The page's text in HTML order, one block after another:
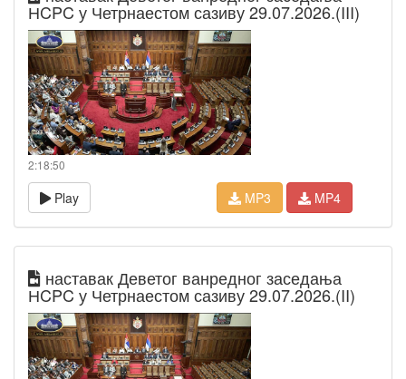
НCPC у Четрнаестом сазиву 29.07.2026.(III)
2:18:50
Play MP3 MP4
наставак Деветог ванредног заседања
НCPC у Четрнаестом сазиву 29.07.2026.(II)